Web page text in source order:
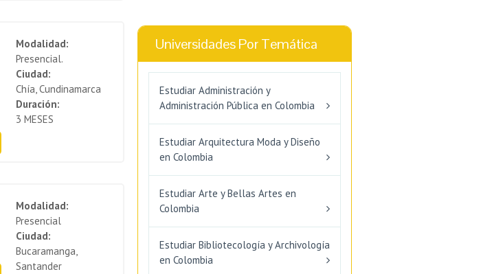
Modalidad:
Presencial.
Ciudad:
Chía, Cundinamarca
Duración:
3 MESES
Modalidad:
Presencial
Ciudad:
Bucaramanga,
Santander
Universidades Por Temática
Estudiar Administración y
Administración Pública en Colombia
Estudiar Arquitectura Moda y Diseño
en Colombia
Estudiar Arte y Bellas Artes en
Colombia
Estudiar Bibliotecología y Archivología
en Colombia